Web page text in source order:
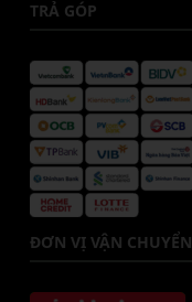
TRẢ GÓP
ĐƠN VỊ VẬN CHUYỂN